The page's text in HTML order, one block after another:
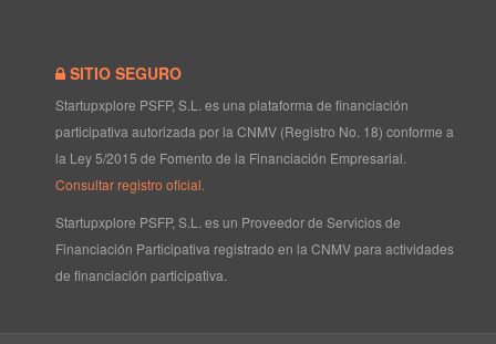
SITIO SEGURO
Startupxplore PSFP, S.L. es una plataforma de financiación
participativa autorizada por la CNMV (Registro No. 18) conforme a
la Ley 5/2015 de Fomento de la Financiación Empresarial.
Consultar registro oficial
Startupxplore PSFP, S.L. es un Proveedor de Servicios de
Financiación Participativa registrado en la CNMV para actividades
de financiación participativa.